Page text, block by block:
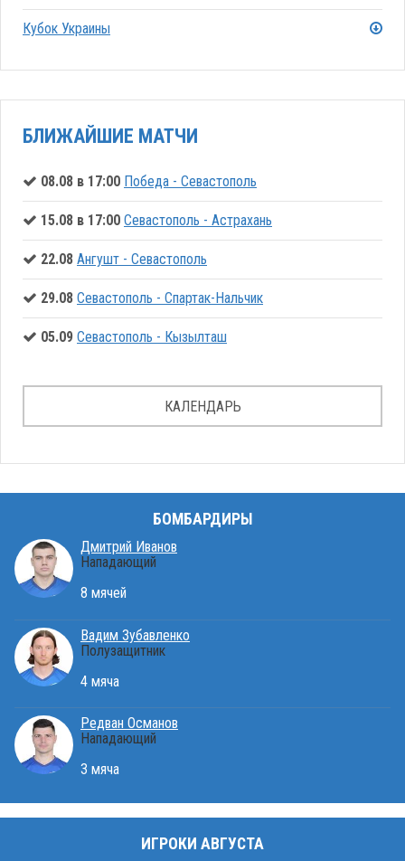
Кубок Украины
БЛИЖАЙШИЕ МАТЧИ
08.08 в 17:00 Победа - Севастополь
15.08 в 17:00 Севастополь - Астрахань
22.08 Ангушт - Севастополь
29.08 Севастополь - Спартак-Нальчик
05.09 Севастополь - Кызылташ
КАЛЕНДАРЬ
БОМБАРДИРЫ
Дмитрий Иванов
Нападающий
8 мячей
Вадим Зубавленко
Полузащитник
4 мяча
Редван Османов
Нападающий
3 мяча
ИГРОКИ АВГУСТА